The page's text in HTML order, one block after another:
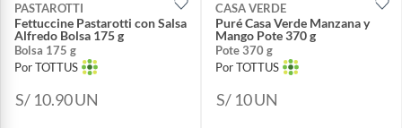
PASTAROTTI
Fettuccine Pastarotti con Salsa
Alfredo Bolsa 175 g
Bolsa 175 g
Por TOTTUS
S/ 10.90UN
CASA VERDE
Puré Casa Verde Manzana y
Mango Pote 370 g
Pote 370 g
Por TOTTUS
S/ 10UN